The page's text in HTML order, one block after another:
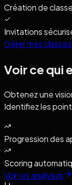
Création de
Invitations
Gérer mes classes
Voir ce qui
Obtenez une
Identifiez les
Progression des
Scoring
Voir les analyses